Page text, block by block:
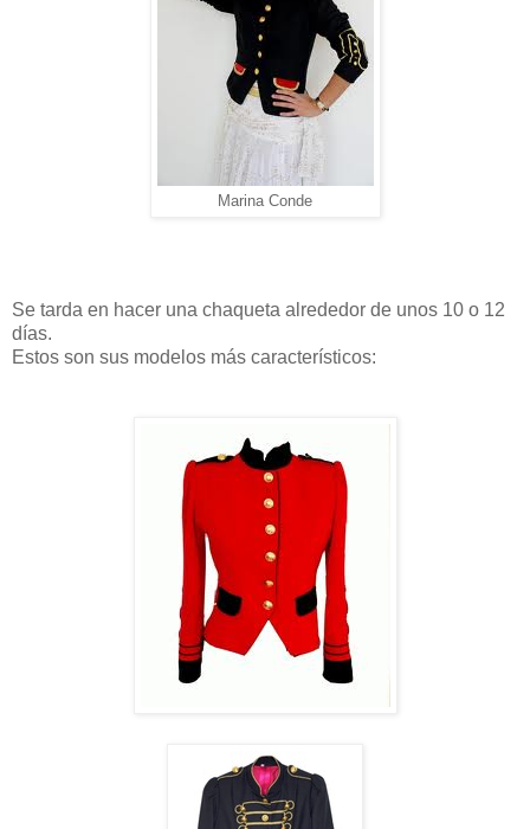
Marina Conde
Se tarda en hacer una chaqueta alrededor de unos 10 o 12
días.
Estos son sus modelos más característicos: